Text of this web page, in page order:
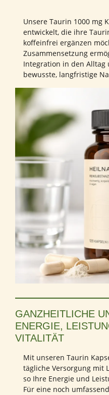
Unsere Taurin 1000 mg
entwickelt, die ihre
koffeinfrei ergänzen
Zusammensetzung
Integration in den
bewusste, langfristige
GANZHEITLICHE
ENERGIE,
VITALITÄT
Mit unseren Taurin
tägliche Versorgung mit
so Ihre Energie und
Für eine noch